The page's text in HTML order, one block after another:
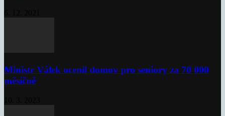
Ministr Válek ocenil domov pro seniory za 70 000
měsíčně